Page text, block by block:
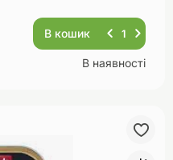
В кошик
В наявності